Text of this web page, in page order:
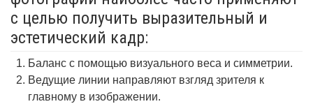
с целью получить выразительный и
эстетический кадр:
Баланс с помощью визуального веса и симметрии.
Ведущие линии направляют взгляд зрителя к
главному в изображении.